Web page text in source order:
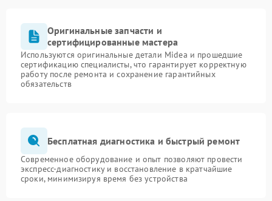
Оригинальные запчасти и
сертифицированные мастера
Используются оригинальные детали Midea и прошедшие
сертификацию специалисты, что гарантирует корректную
работу после ремонта и сохранение гарантийных
обязательств
Бесплатная диагностика и быстрый ремонт
Современное оборудование и опыт позволяют провести
экспресс-диагностику и восстановление в кратчайшие
сроки, минимизируя время без устройства